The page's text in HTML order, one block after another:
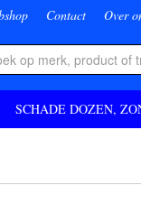
Contact Over
SCHADE DOZEN,